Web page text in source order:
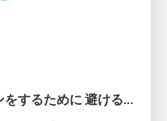
効果的な管理画面を デザインをするために 避けるべき5つの罠